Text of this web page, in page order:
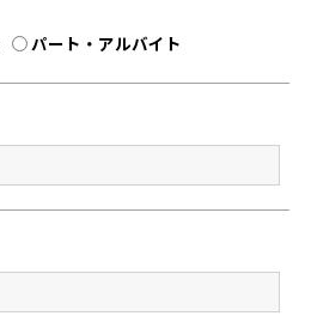
パート・アルバイト